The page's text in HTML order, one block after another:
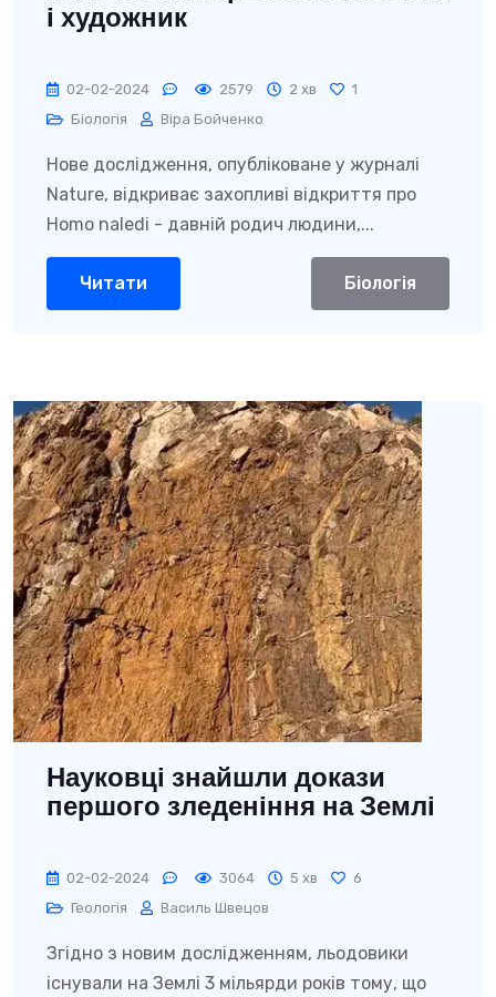
і художник
02-02-2024 2579 2 хв
1
Біологія
Віра Бойченко
Нове дослідження, опубліковане у журналі
Nature, відкриває захопливі відкриття про
Homo naledi - давній родич людини,...
Читати Біологія
Науковці знайшли докази
першого зледеніння на Землі
02-02-2024 3064 5 хв
6
Геологія
Василь Швецов
Згідно з новим дослідженням, льодовики
існували на Землі 3 мільярди років тому, що